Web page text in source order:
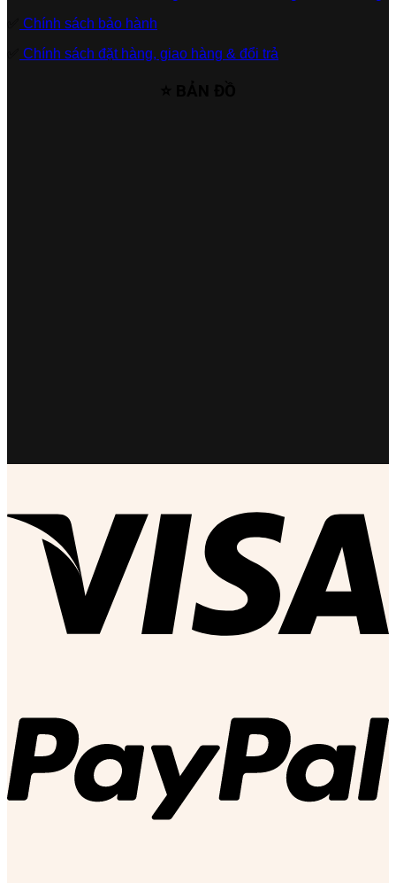
Chính sách bảo hành
Chính sách đặt hàng, giao hàng & đổi trả